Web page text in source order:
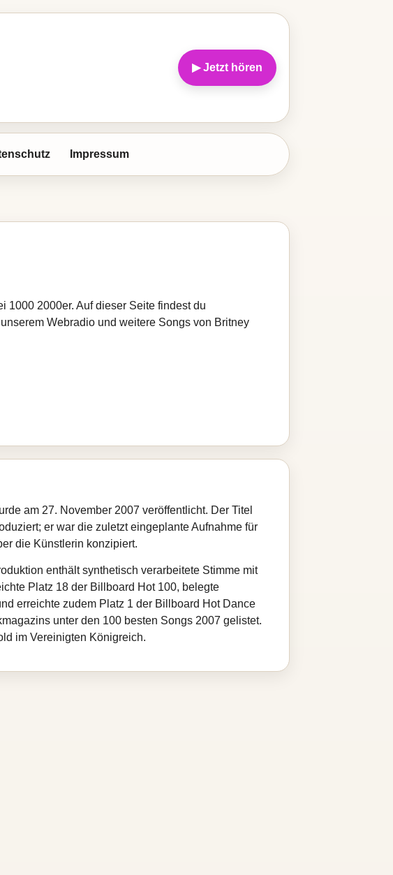
▶ Jetzt hören
Impressum
1000 2000er. Auf dieser Seite findest du
Webradio und weitere Songs von Britney
am 27. November 2007 veröffentlicht. Der Titel
er war die zuletzt eingeplante Aufnahme für
die Künstlerin konzipiert.
enthält synthetisch verarbeitete Stimme mit
Platz 18 der Billboard Hot 100, belegte
erreichte zudem Platz 1 der Billboard Hot Dance
unter den 100 besten Songs 2007 gelistet.
im Vereinigten Königreich.